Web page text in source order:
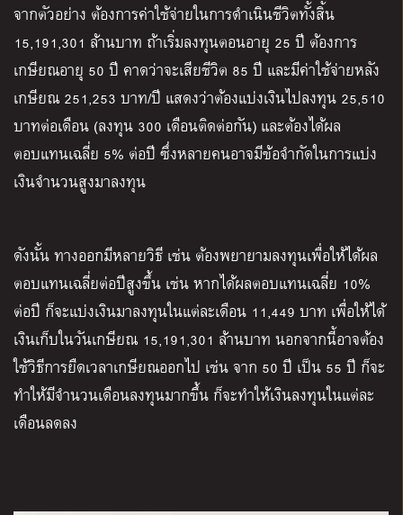
จากตัวอย่าง ต้องการค่าใช้จ่ายในการดำเนินชีวิตทั้งสิ้น
15,191,301 ล้านบาท ถ้าเริ่มลงทุนตอนอายุ 25 ปี ต้องการ
เกษียณอายุ 50 ปี คาดว่าจะเสียชีวิต 85 ปี และมีค่าใช้จ่ายหลัง
เกษียณ 251,253 บาท/ปี แสดงว่าต้องแบ่งเงินไปลงทุน 25,510
บาทต่อเดือน (ลงทุน 300 เดือนติดต่อกัน) และต้องได้ผล
ตอบแทนเฉลี่ย 5% ต่อปี ซึ่งหลายคนอาจมีข้อจำกัดในการแบ่ง
เงินจำนวนสูงมาลงทุน
ดังนั้น ทางออกมีหลายวิธี เช่น ต้องพยายามลงทุนเพื่อให้ได้ผล
ตอบแทนเฉลี่ยต่อปีสูงขึ้น เช่น หากได้ผลตอบแทนเฉลี่ย 10%
ต่อปี ก็จะแบ่งเงินมาลงทุนในแต่ละเดือน 11,449 บาท เพื่อให้ได้
เงินเก็บในวันเกษียณ 15,191,301 ล้านบาท นอกจากนี้อาจต้อง
ใช้วิธีการยืดเวลาเกษียณออกไป เช่น จาก 50 ปี เป็น 55 ปี ก็จะ
ทำให้มีจำนวนเดือนลงทุนมากขึ้น ก็จะทำให้เงินลงทุนในแต่ละ
เดือนลดลง